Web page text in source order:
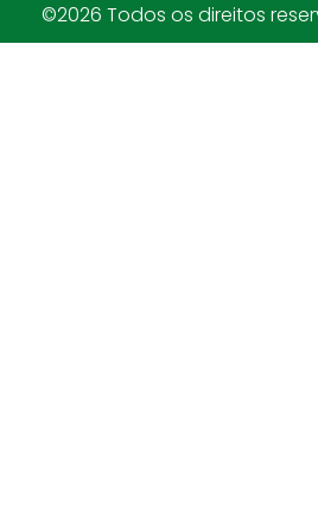
©2026 Todos os direitos